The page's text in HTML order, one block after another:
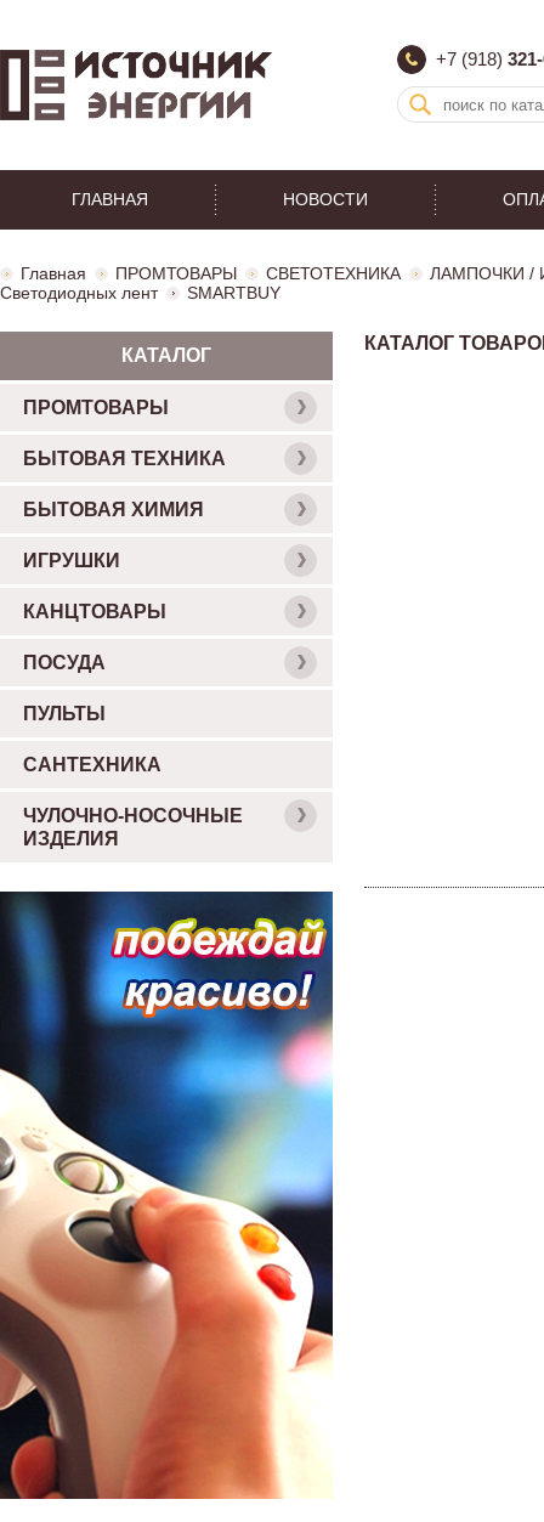
+7 (918)
ГЛАВНАЯ НОВОСТИ
Главная ПРОМТОВАРЫ СВЕТОТЕХНИКА
ЛАМПОЧКИ /
Светодиодных лент
SMARTBUY
КАТАЛОГ
КАТАЛОГ
ПРОМТОВАРЫ
БЫТОВАЯ ТЕХНИКА
БЫТОВАЯ ХИМИЯ
ИГРУШКИ
КАНЦТОВАРЫ
ПОСУДА
ПУЛЬТЫ
САНТЕХНИКА
ЧУЛОЧНО-НОСОЧНЫЕ
ИЗДЕЛИЯ